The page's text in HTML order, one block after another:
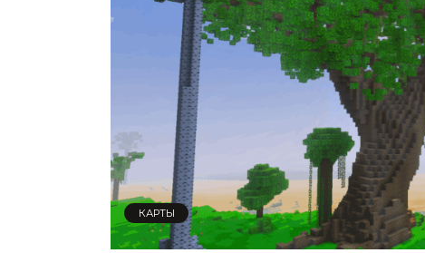
КАРТЫ